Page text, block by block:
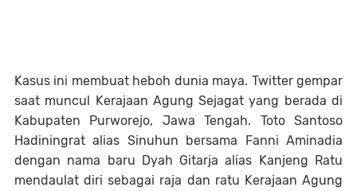
Kasus ini membuat heboh dunia maya. Twitter gempar
saat muncul Kerajaan Agung Sejagat yang berada di
Kabupaten Purworejo, Jawa Tengah. Toto Santoso
Hadiningrat alias Sinuhun bersama Fanni Aminadia
dengan nama baru Dyah Gitarja alias Kanjeng Ratu
mendaulat diri sebagai raja dan ratu Kerajaan Agung